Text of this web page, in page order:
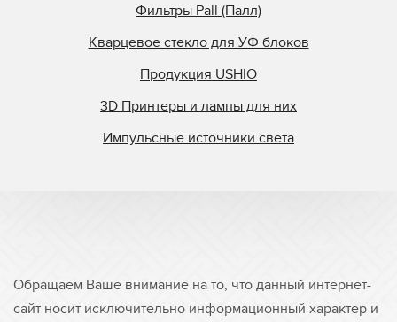
Фильтры Pall (Палл)
Кварцевое стекло для УФ блоков
Продукция USHIO
3D Принтеры и лампы для них
Импульсные источники света
Обращаем Ваше внимание на то, что данный интернет-
сайт носит исключительно информационный характер и